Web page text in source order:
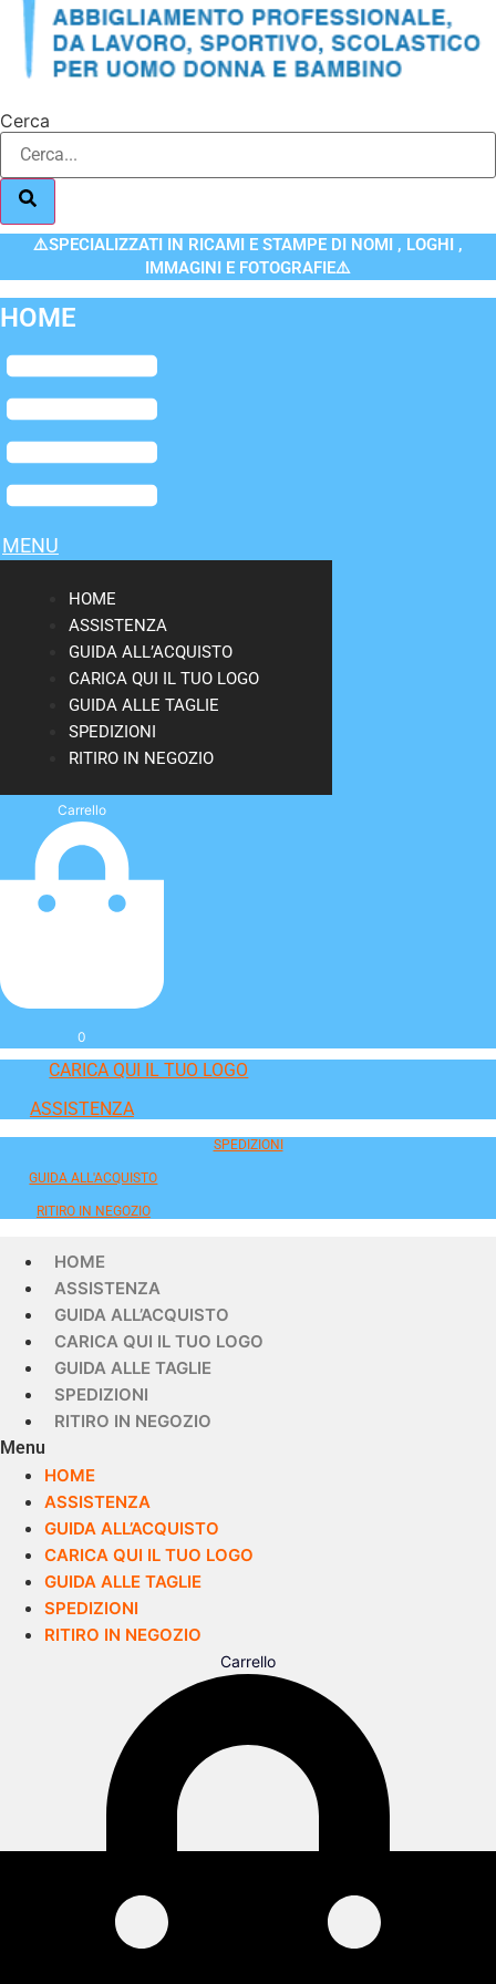
Cerca
⚠️SPECIALIZZATI IN RICAMI E STAMPE DI NOMI , LOGHI ,
IMMAGINI E FOTOGRAFIE⚠️
HOME
Flyout
Menu
MENU
HOME
ASSISTENZA
GUIDA ALL’ACQUISTO
CARICA QUI IL TUO LOGO
GUIDA ALLE TAGLIE
SPEDIZIONI
RITIRO IN NEGOZIO
Carrello
0
CARICA QUI IL TUO LOGO
ASSISTENZA
SPEDIZIONI
GUIDA ALL'ACQUISTO
RITIRO IN NEGOZIO
HOME
ASSISTENZA
GUIDA ALL’ACQUISTO
CARICA QUI IL TUO LOGO
GUIDA ALLE TAGLIE
SPEDIZIONI
RITIRO IN NEGOZIO
Menu
HOME
ASSISTENZA
GUIDA ALL’ACQUISTO
CARICA QUI IL TUO LOGO
GUIDA ALLE TAGLIE
SPEDIZIONI
RITIRO IN NEGOZIO
Carrello